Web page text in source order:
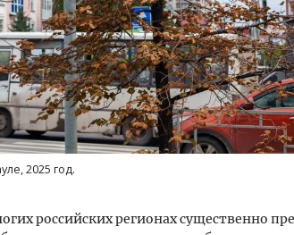
2025 год.
российских регионах существенно
с
Смелость архитектурных
Генеральный директор
ЗИАС — об эстетике